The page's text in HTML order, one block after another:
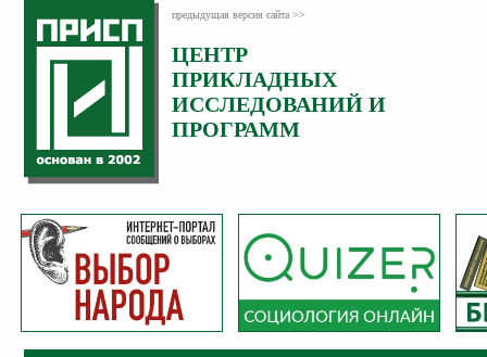
предыдущая версия сайта >>
ЦЕНТР
ПРИКЛАДНЫХ
ИССЛЕДОВАНИЙ И
ПРОГРАММ
Категория:
Аналитика